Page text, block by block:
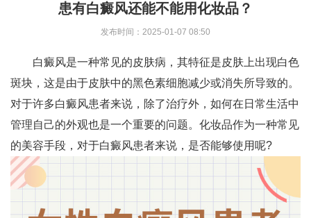
患有白癜风还能不能用化妆品？
发布时间：2025-01-07 08:50
白癜风是一种常见的皮肤病，其特征是皮肤上出现白色
斑块，这是由于皮肤中的黑色素细胞减少或消失所导致的。
对于许多白癜风患者来说，除了治疗外，如何在日常生活中
管理自己的外观也是一个重要的问题。化妆品作为一种常见
的美容手段，对于白癜风患者来说，是否能够使用呢?